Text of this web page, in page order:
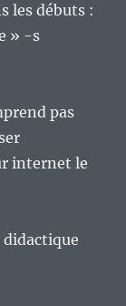
les débuts :
» -s
pas
internet le